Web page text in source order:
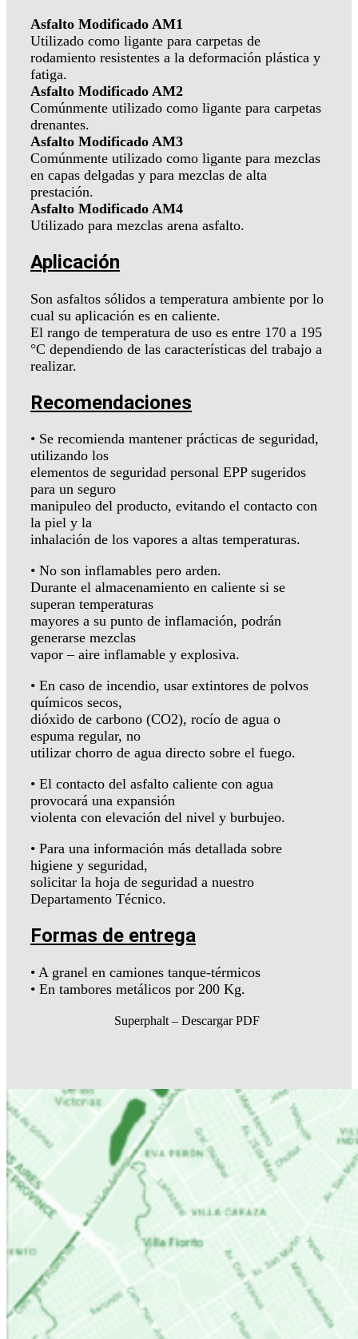
Asfalto Modificado AM1
Utilizado como ligante para carpetas de
rodamiento resistentes a la deformación plástica y
fatiga.
Asfalto Modificado AM2
Comúnmente utilizado como ligante para carpetas
drenantes.
Asfalto Modificado AM3
Comúnmente utilizado como ligante para mezclas
en capas delgadas y para mezclas de alta
prestación.
Asfalto Modificado AM4
Utilizado para mezclas arena asfalto.
Aplicación
Son asfaltos sólidos a temperatura ambiente por lo
cual su aplicación es en caliente.
El rango de temperatura de uso es entre 170 a 195
°C dependiendo de las características del trabajo a
realizar.
Recomendaciones
• Se recomienda mantener prácticas de seguridad,
utilizando los
elementos de seguridad personal EPP sugeridos
para un seguro
manipuleo del producto, evitando el contacto con
la piel y la
inhalación de los vapores a altas temperaturas.
• No son inflamables pero arden.
Durante el almacenamiento en caliente si se
superan temperaturas
mayores a su punto de inflamación, podrán
generarse mezclas
vapor – aire inflamable y explosiva.
• En caso de incendio, usar extintores de polvos
químicos secos,
dióxido de carbono (CO2), rocío de agua o
espuma regular, no
utilizar chorro de agua directo sobre el fuego.
• El contacto del asfalto caliente con agua
provocará una expansión
violenta con elevación del nivel y burbujeo.
• Para una información más detallada sobre
higiene y seguridad,
solicitar la hoja de seguridad a nuestro
Departamento Técnico.
Formas de entrega
• A granel en camiones tanque-térmicos
• En tambores metálicos por 200 Kg.
Superphalt – Descargar PDF